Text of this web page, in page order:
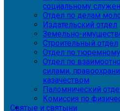
социальному
Отдел по делам
Издательский отдел
Земельно-
Строительный отдел
Отдел по
Отдел по
силами,
казачеством
Паломнический
Комиссия по
Святые и святыни